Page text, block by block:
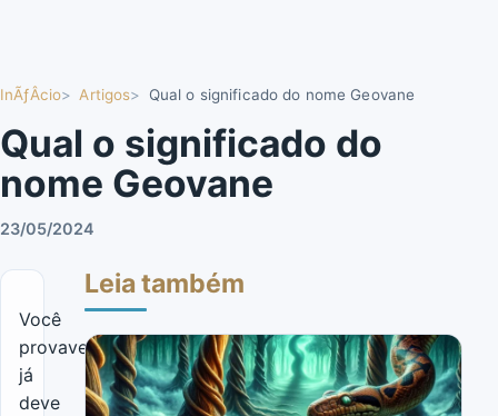
InÃƒÂ­cio Artigos Qual o significado do nome Geovane
Qual o significado do
nome Geovane
23/05/2024
Você
provavelmente
já
deve
Leia também